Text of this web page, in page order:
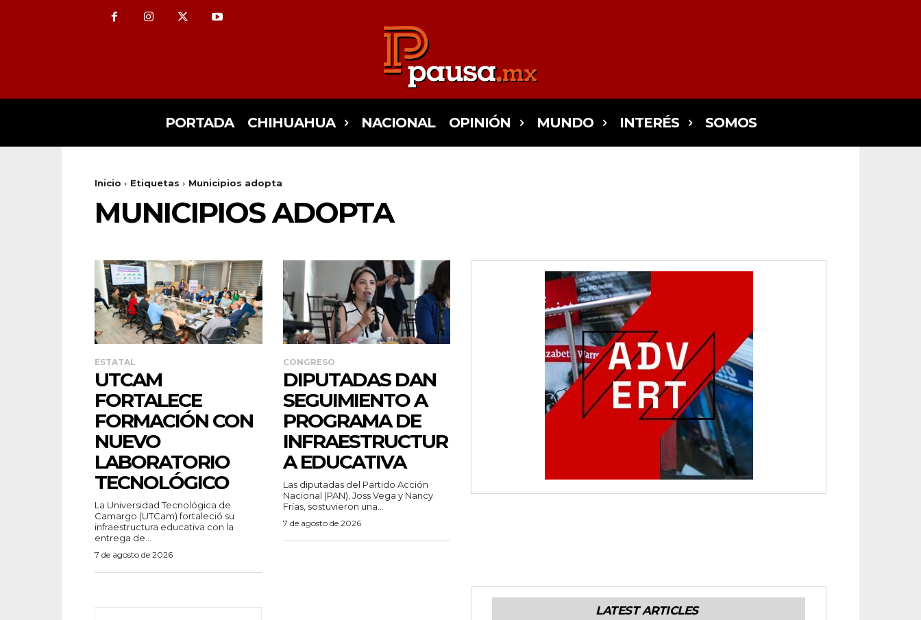
PORTADA CHIHUAHUA NACIONAL OPINIÓN MUNDO INTERÉS SOMOS
Inicio Etiquetas Municipios adopta
MUNICIPIOS ADOPTA
ESTATAL
UTCAM
FORTALECE
FORMACIÓN CON
NUEVO
LABORATORIO
TECNOLÓGICO
La Universidad Tecnológica de
Camargo (UTCam) fortaleció su
infraestructura educativa con la
entrega de...
7 de agosto de 2026
CONGRESO
DIPUTADAS DAN
SEGUIMIENTO A
PROGRAMA DE
INFRAESTRUCTUR
A EDUCATIVA
Las diputadas del Partido Acción
Nacional (PAN), Joss Vega y Nancy
Frías, sostuvieron una...
7 de agosto de 2026
LATEST ARTICLES